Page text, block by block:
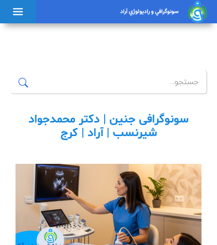
× سونوگرافي و راديولوژي آراد
سونوگرافی جنین | دکتر محمدجواد
شیرنسب | آراد | کرج